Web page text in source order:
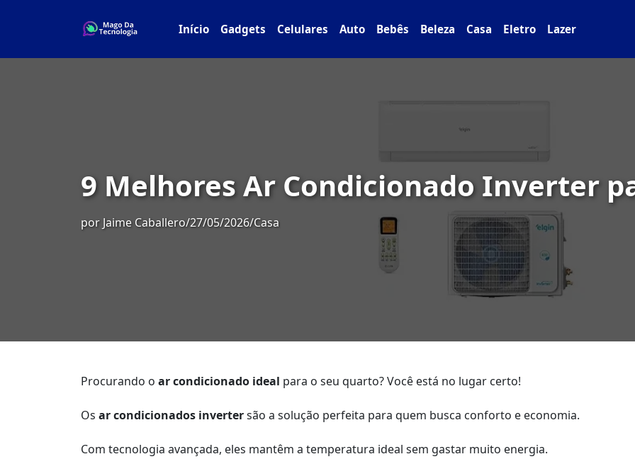
Início Gadgets Celulares Auto Bebês Beleza Casa Eletro Lazer
9 Melhores Ar Condicionado Inverter
por Jaime Caballero/27/05/2026/Casa
Procurando o ar condicionado ideal para o seu quarto? Você está no lugar certo!
Os ar condicionados invertersão a solução perfeita para quem busca conforto e economia.
Com tecnologia avançada, eles mantêm a temperatura ideal sem gastar muito energia.